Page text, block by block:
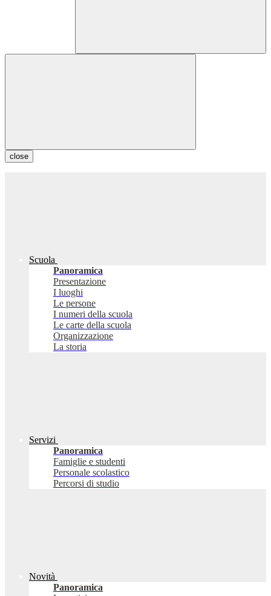
close
Scuola
Panoramica
Presentazione
I luoghi
Le persone
I numeri della scuola
Le carte della scuola
Organizzazione
La storia
Servizi
Panoramica
Famiglie e studenti
Personale scolastico
Percorsi di studio
Novità
Panoramica